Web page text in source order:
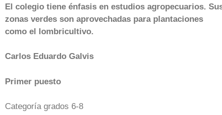
El colegio tiene énfasis en estudios agropecuarios.
zonas verdes son aprovechadas para plantaciones
como el lombricultivo.
Carlos Eduardo Galvis
Primer puesto
Categoría grados 6-8